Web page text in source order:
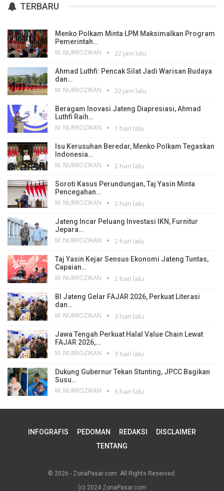
TERBARU
Menko Polkam Minta LPM Maksimalkan Program
Pemerintah…
M. NURROZIKAN 22 jam lalu
Ahmad Luthfi: Pencak Silat Jadi Warisan Budaya
dan…
M. NURROZIKAN 22 jam lalu
Beragam Inovasi Jateng Diapresiasi, Ahmad
Luthfi Raih…
M. NURROZIKAN 1 hari lalu
Isu Kerusuhan Beredar, Menko Polkam Tegaskan
Indonesia…
M. NURROZIKAN 2 hari lalu
Soroti Kasus Perundungan, Taj Yasin Minta
Pencegahan…
M. NURROZIKAN 2 hari lalu
Jateng Incar Peluang Investasi IKN, Furnitur
Jepara…
M. NURROZIKAN 2 hari lalu
Taj Yasin Kejar Sensus Ekonomi Jateng Tuntas,
Capaian…
M. NURROZIKAN 2 hari lalu
BI Jateng Gelar FAJAR 2026, Perkuat Literasi
dan…
M. NURROZIKAN 3 hari lalu
Jawa Tengah Perkuat Halal Value Chain Lewat
FAJAR 2026,…
M. NURROZIKAN 3 hari lalu
Dukung Gubernur Tekan Stunting, JPCC Bagikan
Susu…
M. NURROZIKAN 3 hari lalu
INFOGRAFIS PEDOMAN REDAKSI
DISCLAIMER
TENTANG
© 2026 - ZonaPasar.com. All Rights Reserved.
(c) 2024 ZonaPasar.com